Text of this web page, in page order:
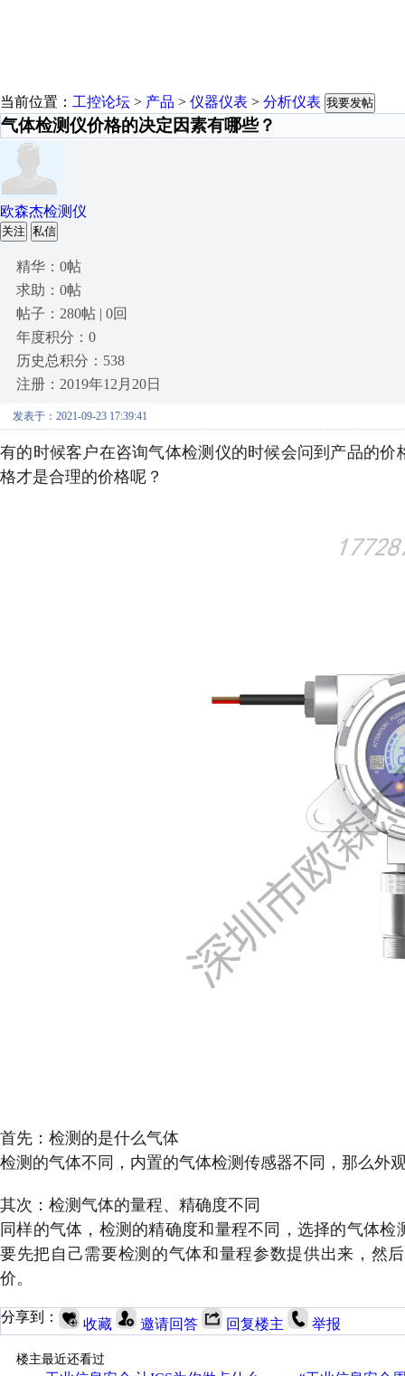
当前位置： 工控论坛 > 产品 > 仪器仪表 > 分析仪表 我要发帖
气体检测仪价格的决定因素有哪些？
欧森杰检测仪
关注 私信
精华：0帖
求助：0帖
帖子：280帖 | 0回
年度积分：0
历史总积分：538
注册：2019年12月20日
发表于：2021-09-23 17:39:41
有的时候客户在咨询气体检测仪的时候会问到产品的
格才是合理的价格呢？
首先：检测的是什么气体
检测的气体不同，内置的气体检测传感器不同，那么外
其次：检测气体的量程、精确度不同
同样的气体，检测的精确度和量程不同，选择的气体
要先把自己需要检测的气体和量程参数提供出来，然
价。
分享到： 收藏 邀请回答 回复楼主 举报
楼主最近还看过